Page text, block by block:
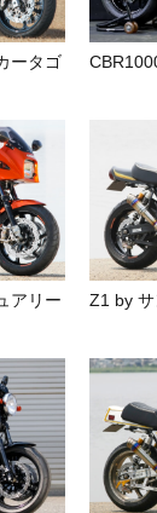
ータゴ
アリー
Z1 by